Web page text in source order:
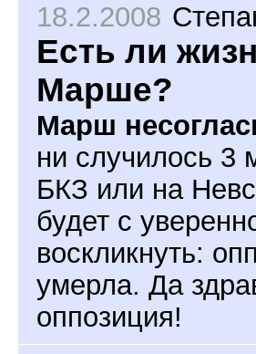
18.2.2008
Есть ли
Марше?
Марш
ни случилось 3
БКЗ или на
будет с
воскликнуть:
умерла. Да
оппозиция!